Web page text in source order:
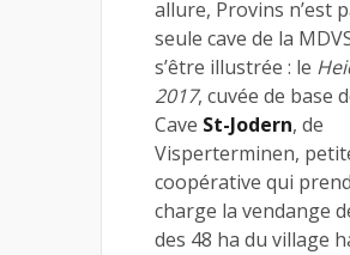
allure, Provins n’est
seule cave de la
s’être illustrée : le
2017, cuvée de base
Cave St-Jodern, de
Visperterminen,
coopérative qui
charge la vendange
des 48 ha du village